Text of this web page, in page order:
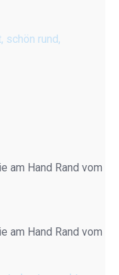
schön rund,
am Hand Rand vom
am Hand Rand vom